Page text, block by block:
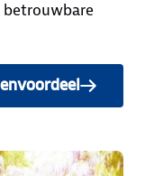
betrouwbare